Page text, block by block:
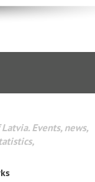
Events, news,